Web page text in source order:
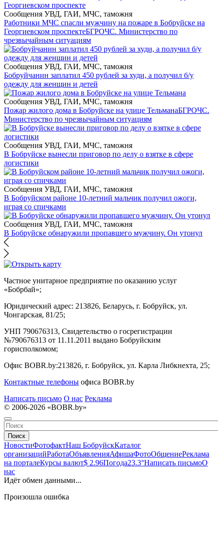
Сообщения УВД, ГАИ, МЧС, таможня
Работники МЧС спасли мужчину на пожаре в Бобруйске на
Георгиевском проспектеБГРОЧС. Министерство по
чрезвычайным ситуациям
Сообщения УВД, ГАИ, МЧС, таможня
Бобруйчанин заплатил 450 рублей за худи, а получил б/у
одежду для женщин и детей
Сообщения УВД, ГАИ, МЧС, таможня
Пожар жилого дома в Бобруйске на улице ТельманаБГРОЧС.
Министерство по чрезвычайным ситуациям
Сообщения УВД, ГАИ, МЧС, таможня
В Бобруйске вынесли приговор по делу о взятке в сфере
логистики
Сообщения УВД, ГАИ, МЧС, таможня
В Бобруйском районе 10-летний мальчик получил ожоги,
играя со спичками
Сообщения УВД, ГАИ, МЧС, таможня
В Бобруйске обнаружили пропавшего мужчину. Он утонул
Частное унитарное предприятие по оказанию услуг
«Бобрбай»;
Юридический адрес: 213826, Беларусь, г. Бобруйск, ул.
Чонгарская, 81/25;
УНП 790676313, Свидетельство о госрегистрации
№790676313 от 11.11.2011 выдано Бобруйским
горисполкомом;
Офис BOBR.by:213826, г. Бобруйск, ул. Карла Либкнехта, 25;
Контактные телефоны офиса BOBR.by
Написать письмо О нас Реклама
© 2006-2026 «BOBR.by»
Поиск
НовостиФотофактНаш БобруйскКаталог
организацийРаботаОбъявленияАфишаФотоОбщениеРеклама
на порталеКурсы валют$ 2.96Погода23.3°Написать письмоО
нас
Идёт обмен данными...
Произошла ошибка